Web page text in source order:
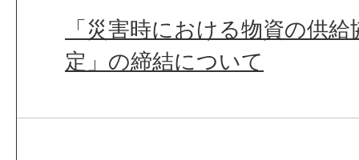
「災害時における物資の供
定」の締結について